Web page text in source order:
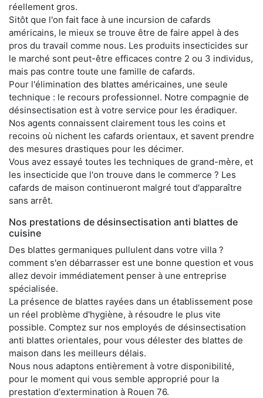
réellement gros.
Sitôt que l'on fait face à une incursion de cafards
américains, le mieux se trouve être de faire appel à des
pros du travail comme nous. Les produits insecticides sur
le marché sont peut-être efficaces contre 2 ou 3 individus,
mais pas contre toute une famille de cafards.
Pour l'élimination des blattes américaines, une seule
technique : le recours professionnel. Notre compagnie de
désinsectisation est à votre service pour les éradiquer.
Nos agents connaissent clairement tous les coins et
recoins où nichent les cafards orientaux, et savent prendre
des mesures drastiques pour les décimer.
Vous avez essayé toutes les techniques de grand-mère, et
les insecticide que l'on trouve dans le commerce ? Les
cafards de maison continueront malgré tout d'apparaître
sans arrêt.
Nos prestations de désinsectisation anti blattes de
cuisine
Des blattes germaniques pullulent dans votre villa ?
comment s'en débarrasser est une bonne question et vous
allez devoir immédiatement penser à une entreprise
spécialisée.
La présence de blattes rayées dans un établissement pose
un réel problème d'hygiène, à résoudre le plus vite
possible. Comptez sur nos employés de désinsectisation
anti blattes orientales, pour vous délester des blattes de
maison dans les meilleurs délais.
Nous nous adaptons entièrement à votre disponibilité,
pour le moment qui vous semble approprié pour la
prestation d'extermination à Rouen 76.